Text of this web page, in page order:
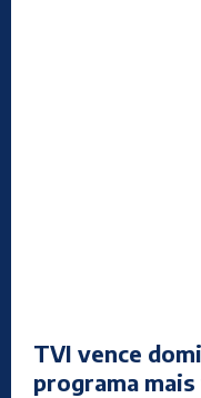
TVI vence
programa